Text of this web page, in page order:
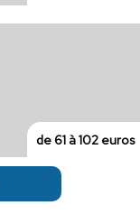
de 61 à 102 euros